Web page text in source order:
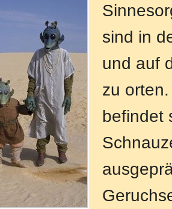
sind in
und auf
zu
befindet